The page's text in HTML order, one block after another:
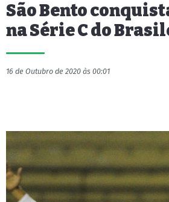
São Bento
na Série C do
16 de Outubro de 2020 às 00:01